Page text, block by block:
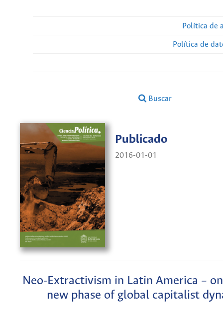
Política de
Política de
Buscar
Publicado
2016-01-01
Neo-Extractivism in Latin America –
new phase of global capitalist